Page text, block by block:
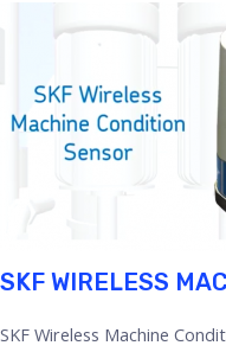
SKF WIRELESS
SKF Wireless Machine